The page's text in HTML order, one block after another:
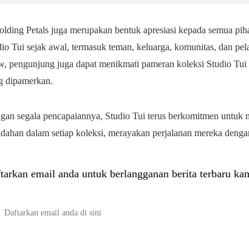
Petals juga merupakan bentuk apresiasi kepada semua
Tui sejak awal, termasuk teman, keluarga, komunitas, dan
pengunjung juga dapat menikmati pameran koleksi Studio
dipamerkan.
segala pencapaiannya, Studio Tui terus berkomitmen untuk
dalam setiap koleksi, merayakan perjalanan mereka
email anda untuk berlangganan berita terbaru